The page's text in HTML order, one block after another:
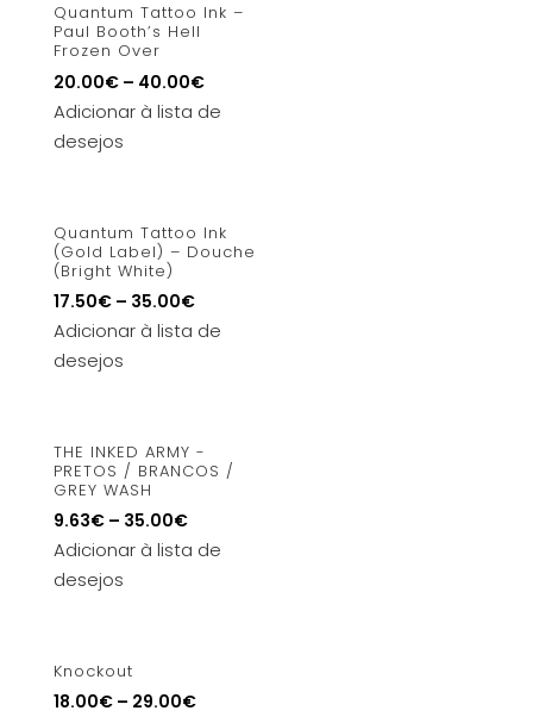
Quantum Tattoo Ink –
Paul Booth’s Hell
Frozen Over
20.00€– 40.00€
Adicionar à lista de
desejos
Quantum Tattoo Ink
(Gold Label) – Douche
(Bright White)
17.50€– 35.00€
Adicionar à lista de
desejos
THE INKED ARMY -
PRETOS / BRANCOS /
GREY WASH
9.63€– 35.00€
Adicionar à lista de
desejos
Knockout
18.00€– 29.00€